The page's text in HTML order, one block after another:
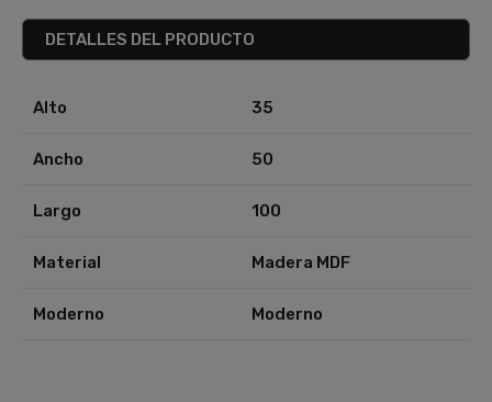
DETALLES DEL PRODUCTO
Alto 35
Ancho 50
Largo 100
Material Madera MDF
Moderno Moderno